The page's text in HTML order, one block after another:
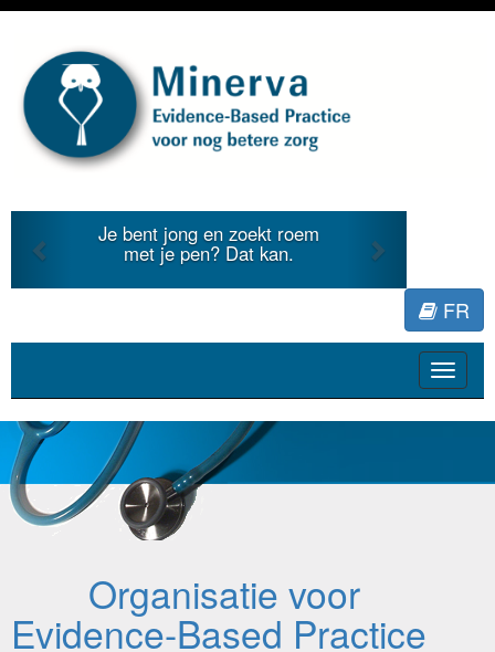
Je duidt internationale
literatuur voor Minerva.
Previous
FR
Toggle
Organisatie voor
Evidence-Based Practice